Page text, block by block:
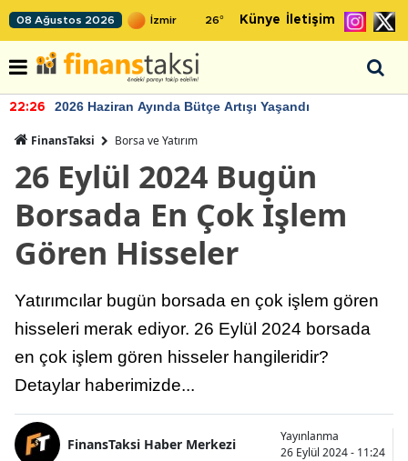
08 Ağustos 2026 26° Künye İletişim
22:26 2026 Haziran Ayında Bütçe Artışı Yaşandı
FinansTaksi Borsa ve Yatırım
26 Eylül 2024 Bugün
Borsada En Çok İşlem
Gören Hisseler
Yatırımcılar bugün borsada en çok işlem gören
hisseleri merak ediyor. 26 Eylül 2024 borsada
en çok işlem gören hisseler hangileridir?
Detaylar haberimizde...
FinansTaksi Haber Merkezi
Yayınlanma
26 Eylül 2024 - 11:24